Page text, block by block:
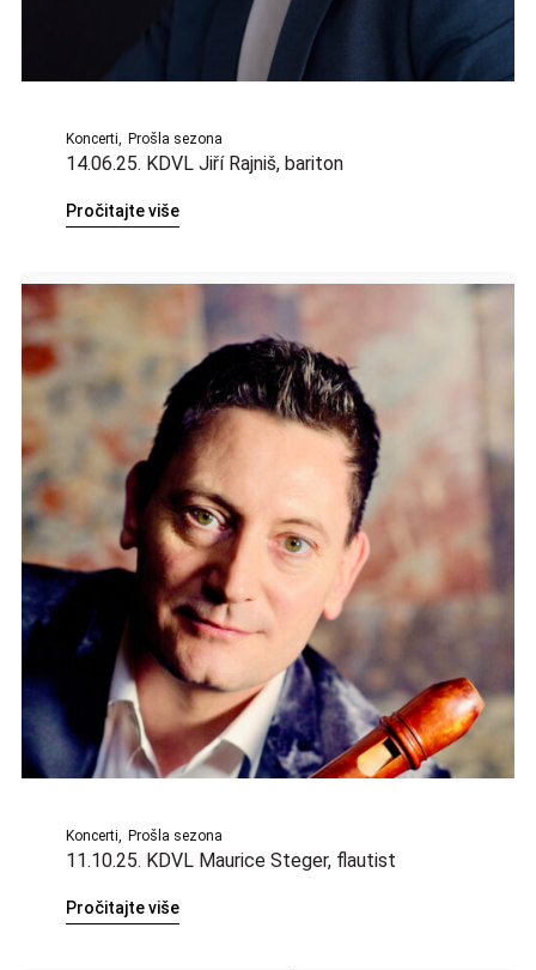
Koncerti Prošla sezona
14.06.25. KDVL Jiří Rajniš, bariton
Pročitajte više
Koncerti Prošla sezona
11.10.25. KDVL Maurice Steger, flautist
Pročitajte više